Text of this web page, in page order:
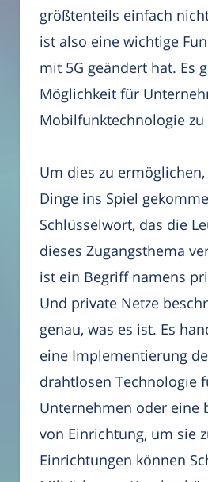
größtenteils einfach
ist also eine wichtige
mit 5G geändert hat. Es
Möglichkeit für
Mobilfunktechnologie zu
Um dies zu
Dinge ins Spiel
Schlüsselwort, das die
dieses Zugangsthema
ist ein Begriff namens
Und private Netze
genau, was es ist. Es
eine Implementierung
drahtlosen Technologie
Unternehmen oder eine
von Einrichtung, um sie
Einrichtungen können